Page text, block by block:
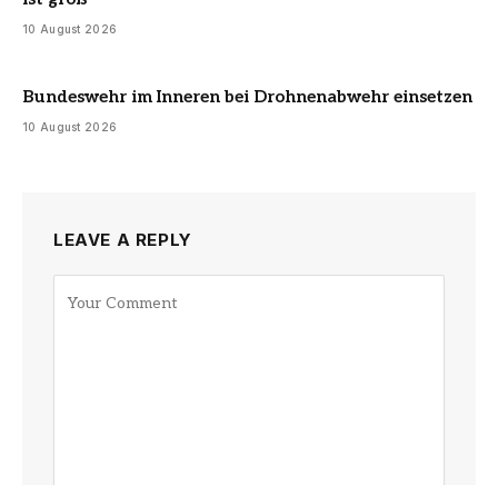
10 August 2026
Bundeswehr im Inneren bei Drohnenabwehr einsetzen
10 August 2026
LEAVE A REPLY